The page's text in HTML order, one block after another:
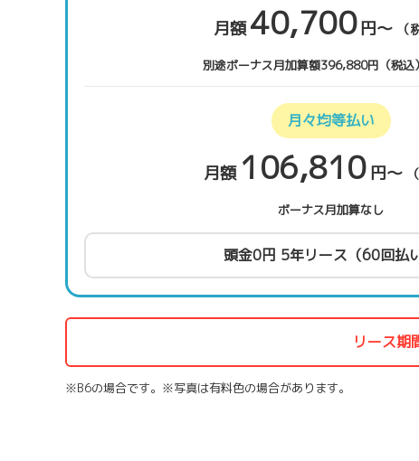
月額 40,700 円〜 （
別途ボーナス月加算額396,880円（税込
月々均等払い
月額 106,810 円〜
ボーナス月加算なし
頭金0円 5年リース（60回払
リース期
※B6の場合です。※写真は有料色の場合があります。